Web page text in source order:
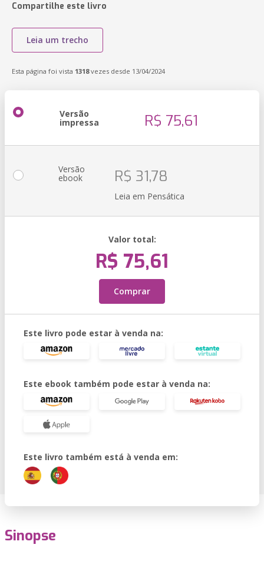
Compartilhe este livro
Leia um trecho
Esta página foi vista 1318vezes desde 13/04/2024
Versão
impressa R$ 75,61
Versão
ebook R$ 31,78
Leia em Pensática
Valor total:
R$ 75,61
Comprar
Este livro pode estar à venda na:
Este ebook também pode estar à venda na:
Este livro também está à venda em:
Sinopse